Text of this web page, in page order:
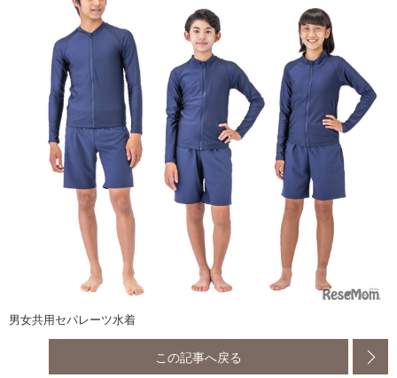
男女共用セパレーツ水着
この記事へ戻る